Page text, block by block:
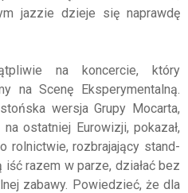
jazzie dzieje się naprawdę
na koncercie, który
na Scenę Eksperymentalną.
wersja Grupy Mocarta,
ostatniej Eurowizji, pokazał,
rolnictwie, rozbrajający stand-
razem w parze, działać bez
zabawy. Powiedzieć, że dla